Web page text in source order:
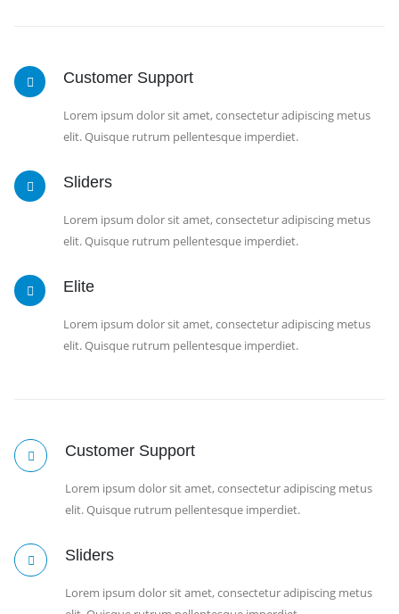
Customer Support
Lorem ipsum dolor sit amet, consectetur adipiscing metus
elit. Quisque rutrum pellentesque imperdiet.
Sliders
Lorem ipsum dolor sit amet, consectetur adipiscing metus
elit. Quisque rutrum pellentesque imperdiet.
Elite
Lorem ipsum dolor sit amet, consectetur adipiscing metus
elit. Quisque rutrum pellentesque imperdiet.
Customer Support
Lorem ipsum dolor sit amet, consectetur adipiscing metus
elit. Quisque rutrum pellentesque imperdiet.
Sliders
Lorem ipsum dolor sit amet, consectetur adipiscing metus